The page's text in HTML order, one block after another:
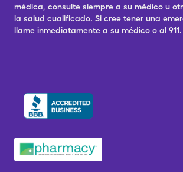
médica, consulte siempre a su médico u
la salud cualificado. Si cree tener una
llame inmediatamente a su médico o al 911.